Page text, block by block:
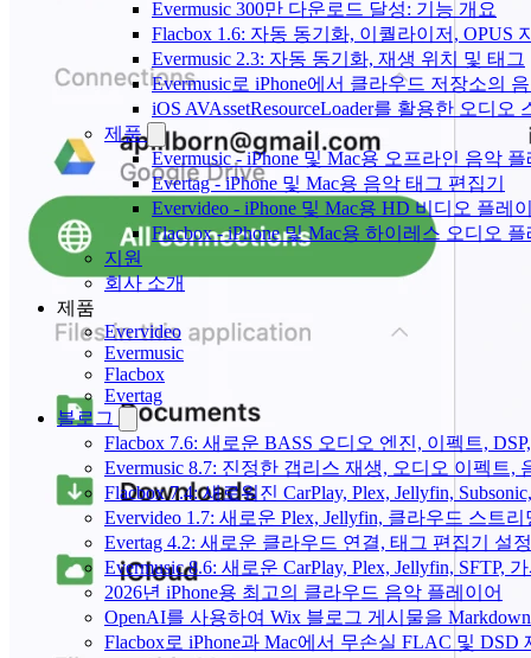
Evermusic 300만 다운로드 달성: 기능 개요
Flacbox 1.6: 자동 동기화, 이퀄라이저, OPUS
Evermusic 2.3: 자동 동기화, 재생 위치 및 태그
Evermusic로 iPhone에서 클라우드 저장소의
iOS AVAssetResourceLoader를 활용한 오디오
제품
Evermusic - iPhone 및 Mac용 오프라인 음악
Evertag - iPhone 및 Mac용 음악 태그 편집기
Evervideo - iPhone 및 Mac용 HD 비디오 플레
Flacbox - iPhone 및 Mac용 하이레스 오디오
지원
회사 소개
제품
Evervideo
Evermusic
Flacbox
Evertag
블로그
Flacbox 7.6: 새로운 BASS 오디오 엔진, 이펙트,
Evermusic 8.7: 진정한 갭리스 재생, 오디오 이펙트
Flacbox 7.4: 새로워진 CarPlay, Plex, Jellyfin,
Evervideo 1.7: 새로운 Plex, Jellyfin, 클라우드 스트
Evertag 4.2: 새로운 클라우드 연결, 태그 편집기 설
Evermusic 8.6: 새로운 CarPlay, Plex, Jellyfin, SFTP,
2026년 iPhone용 최고의 클라우드 음악 플레이어
OpenAI를 사용하여 Wix 블로그 게시물을
Flacbox로 iPhone과 Mac에서 무손실 FLAC 및 DSD